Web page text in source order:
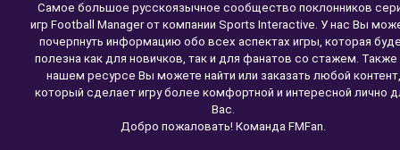
Самое большое русскоязычное сообщество поклонников
игр Football Manager от компании Sports Interactive. У нас Вы
почерпнуть информацию обо всех аспектах игры, которая
полезна как для новичков, так и для фанатов со стажем. Также
нашем ресурсе Вы можете найти или заказать любой контент,
который сделает игру более комфортной и интересной лично
Вас.
Добро пожаловать! Команда FMFan.